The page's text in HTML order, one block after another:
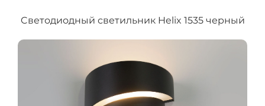
Cветодиодный светильник Helix 1535 черный